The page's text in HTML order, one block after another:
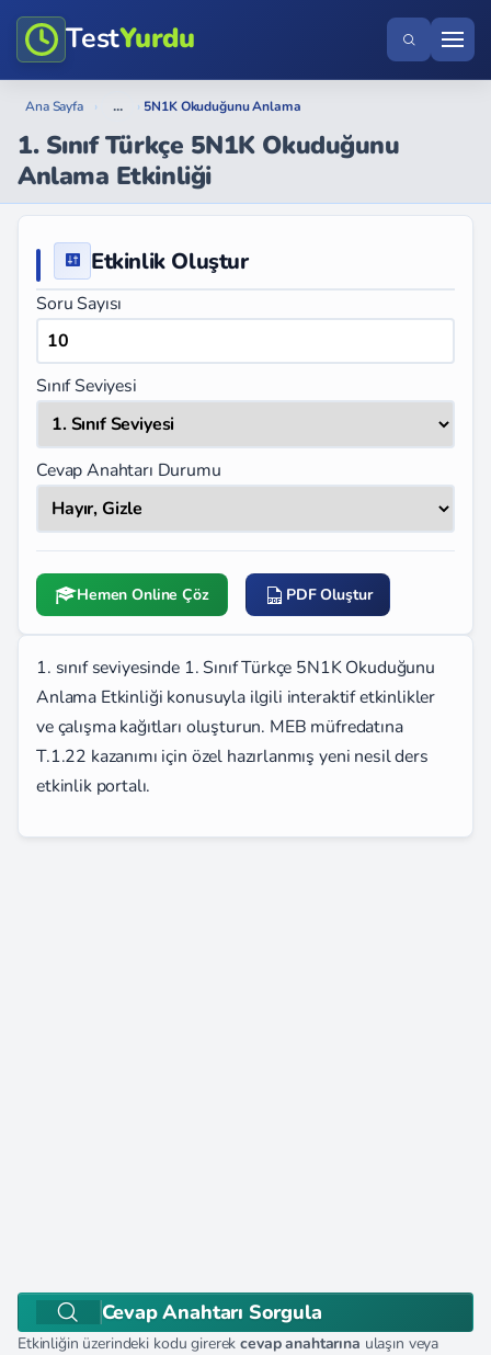
TestYurdu
Ana Sayfa › ... › 5N1K Okuduğunu Anlama
1. Sınıf Türkçe 5N1K Okuduğunu
Anlama Etkinliği
Etkinlik Oluştur
Soru Sayısı
Sınıf Seviyesi
Cevap Anahtarı Durumu
Hemen Online Çöz PDF Oluştur
1. sınıf seviyesinde 1. Sınıf Türkçe 5N1K Okuduğunu
Anlama Etkinliği konusuyla ilgili interaktif etkinlikler
ve çalışma kağıtları oluşturun. MEB müfredatına
T.1.22 kazanımı için özel hazırlanmış yeni nesil ders
etkinlik portalı.
Cevap Anahtarı Sorgula
Etkinliğin üzerindeki kodu girerekcevap anahtarına ulaşın veya